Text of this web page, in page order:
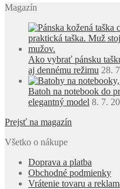
Magazín
Ako vybrať pánsku
aj dennému režimu 28.
Batoh na notebook do
elegantný model 8. 7.
Prejsť na magazín
Všetko o nákupe
Doprava a platba
Obchodné podmienky
Vrátenie tovaru a